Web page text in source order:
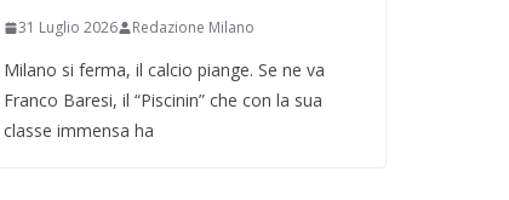
31 Luglio 2026 Redazione Milano
Milano si ferma, il calcio piange. Se ne va
Franco Baresi, il “Piscinin” che con la sua
classe immensa ha